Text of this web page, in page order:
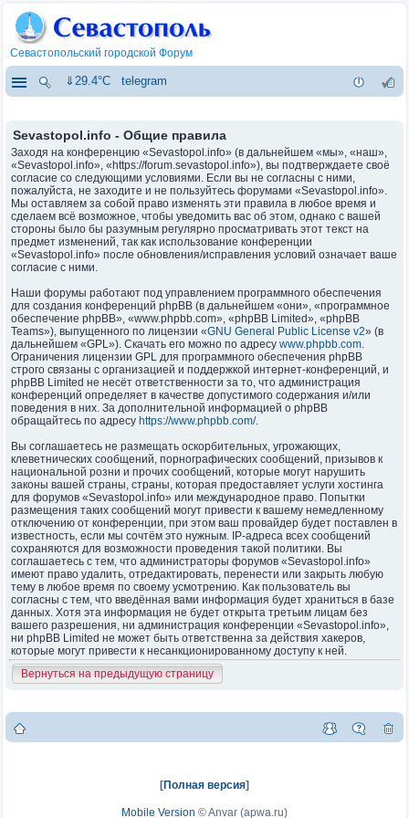
Севастопольский городской Форум
⇓29.4°C telegram
Sevastopol.info - Общие правила
Заходя на конференцию «Sevastopol.info» (в дальнейшем «мы», «наш»,
«Sevastopol.info», «https://forum.sevastopol.info»), вы подтверждаете своё
согласие со следующими условиями. Если вы не согласны с ними,
пожалуйста, не заходите и не пользуйтесь форумами «Sevastopol.info».
Мы оставляем за собой право изменять эти правила в любое время и
сделаем всё возможное, чтобы уведомить вас об этом, однако с вашей
стороны было бы разумным регулярно просматривать этот текст на
предмет изменений, так как использование конференции
«Sevastopol.info» после обновления/исправления условий означает ваше
согласие с ними.
Наши форумы работают под управлением программного обеспечения
для создания конференций phpBB (в дальнейшем «они», «программное
обеспечение phpBB», «www.phpbb.com», «phpBB Limited», «phpBB
Teams»), выпущенного по лицензии «GNU General Public License v2» (в
дальнейшем «GPL»). Скачать его можно по адресу www.phpbb.com.
Ограничения лицензии GPL для программного обеспечения phpBB
строго связаны с организацией и поддержкой интернет-конференций, и
phpBB Limited не несёт ответственности за то, что администрация
конференций определяет в качестве допустимого содержания и/или
поведения в них. За дополнительной информацией о phpBB
обращайтесь по адресу https://www.phpbb.com/.
Вы соглашаетесь не размещать оскорбительных, угрожающих,
клеветнических сообщений, порнографических сообщений, призывов к
национальной розни и прочих сообщений, которые могут нарушить
законы вашей страны, страны, которая предоставляет услуги хостинга
для форумов «Sevastopol.info» или международное право. Попытки
размещения таких сообщений могут привести к вашему немедленному
отключению от конференции, при этом ваш провайдер будет поставлен в
известность, если мы сочтём это нужным. IP-адреса всех сообщений
сохраняются для возможности проведения такой политики. Вы
соглашаетесь с тем, что администраторы форумов «Sevastopol.info»
имеют право удалить, отредактировать, перенести или закрыть любую
тему в любое время по своему усмотрению. Как пользователь вы
согласны с тем, что введённая вами информация будет храниться в базе
данных. Хотя эта информация не будет открыта третьим лицам без
вашего разрешения, ни администрация конференции «Sevastopol.info»,
ни phpBB Limited не может быть ответственна за действия хакеров,
которые могут привести к несанкционированному доступу к ней.
Вернуться на предыдущую страницу
[Полная версия]
Mobile Version ©Anvar (apwa.ru)